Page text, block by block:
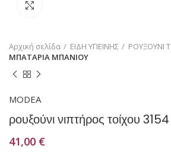
Αρχική σελίδα ΕΙΔΗ ΥΓΙΕΙΝΗΣ
ΡΟΥΞΟΥΝΙ
ΜΠΑΤΑΡΙΑ ΜΠΑΝΙΟΥ
MODEA
ρουξούνι νιπτήρος τοίχου
41,00 €